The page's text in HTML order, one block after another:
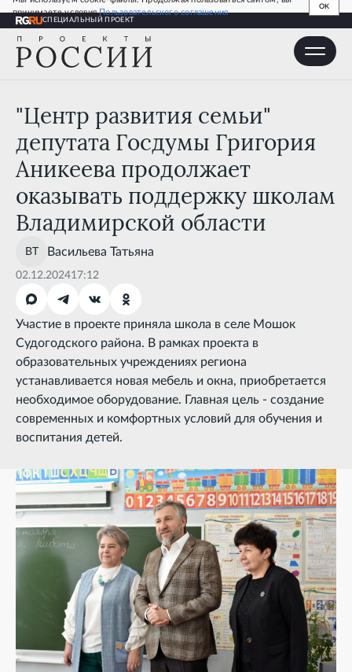
принимаете условияПользовательского соглашения
OK
СПЕЦИАЛЬНЫЙ ПРОЕКТ
"Центр развития семьи" депутата Госдумы Григория
Аникеева продолжает оказывать поддержку школам
Владимирской области
"Центр развития семьи"
депутата Госдумы Григория
Аникеева продолжает
оказывать поддержку школам
Владимирской области
Васильева Татьяна
02.12.202417:12
Участие в проекте приняла школа в селе Мошок
Судогодского района. В рамках проекта в
образовательных учреждениях региона
устанавливается новая мебель и окна, приобретается
необходимое оборудование. Главная цель - создание
современных и комфортных условий для обучения и
воспитания детей.